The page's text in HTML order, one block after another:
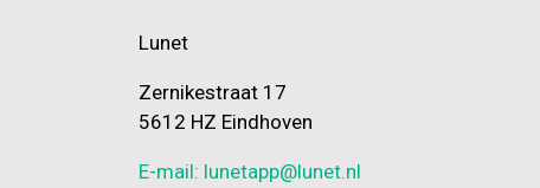
Lunet
Zernikestraat 17
5612 HZ Eindhoven
E-mail: lunetapp@lunet.nl